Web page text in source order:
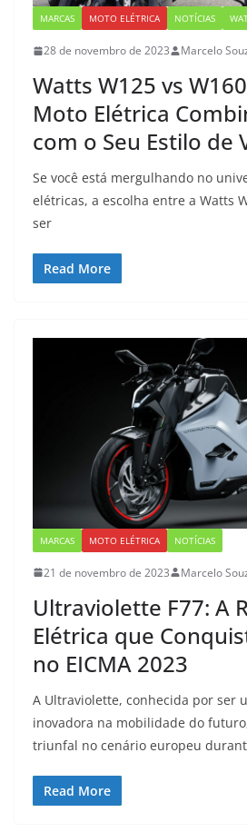
MARCAS MOTO ELÉTRICA NOTÍCIAS
28 de novembro de 2023 Marcelo
Watts W125 vs
Moto Elétrica
com o Seu Estilo de
Se você está mergulhando no
elétricas, a escolha entre a Watts
ser
Read More
MARCAS MOTO ELÉTRICA NOTÍCIAS
21 de novembro de 2023 Marcelo
Ultraviolette F77: A
Elétrica que
no EICMA 2023
A Ultraviolette, conhecida por ser
inovadora na mobilidade do
triunfal no cenário europeu
Read More